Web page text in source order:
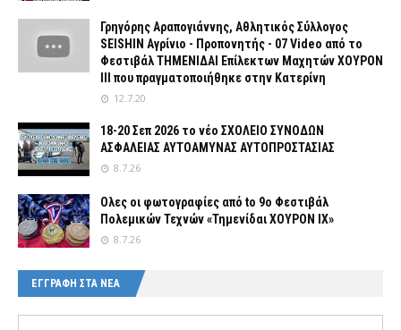
Γρηγόρης Αραπογιάννης, Αθλητικός Σύλλογος
SEISHIN Αγρίνιο - Προπονητής - 07 Video από το
Φεστιβάλ ΤΗΜΕΝΙΔΑΙ Επίλεκτων Μαχητών ΧΟΥΡΟΝ
ΙΙΙ που πραγματοποιήθηκε στην Κατερίνη
12.7.20
18-20 Σεπ 2026 το νέο ΣΧΟΛΕΙΟ ΣΥΝΟΔΩΝ
ΑΣΦΑΛΕΙΑΣ ΑΥΤΟΑΜΥΝΑΣ ΑΥΤΟΠΡΟΣΤΑΣΙΑΣ
8.7.26
Ολες οι φωτογραφίες από tο 9ο Φεστιβάλ
Πολεμικών Τεχνών «Τημενίδαι ΧΟΥΡΟΝ ΙΧ»
8.7.26
ΕΓΓΡΑΦΗ ΣΤΑ ΝΕΑ